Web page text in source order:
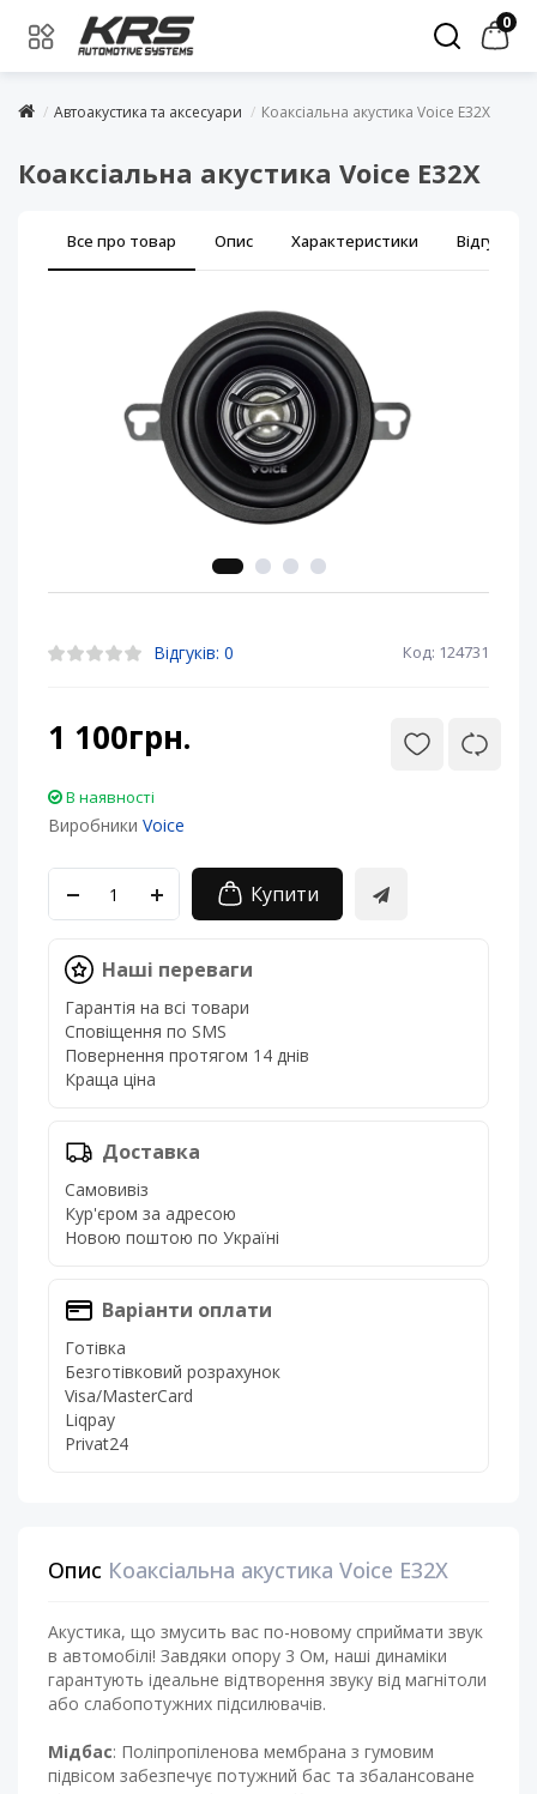
0
Автоакустика та аксесуари Коаксіальна акустика Voice E32X
Коаксіальна акустика Voice E32X
Все про товар Опис Характеристики Відгуки (0)
Відгуків: 0 Код: 124731
1 100грн.
В наявності
Виробники Voice
Купити
Наші переваги
Гарантія на всі товари
Сповіщення по SMS
Повернення протягом 14 днів
Краща ціна
Доставка
Самовивіз
Кур'єром за адресою
Новою поштою по Україні
Варіанти оплати
Готівка
Безготівковий розрахунок
Visa/MasterCard
Liqpay
Privat24
Опис Коаксіальна акустика Voice E32X
Акустика, що змусить вас по-новому сприймати звук
в автомобілі! Завдяки опору 3 Ом, наші динаміки
гарантують ідеальне відтворення звуку від магнітоли
або слабопотужних підсилювачів.
Мідбас: Поліпропіленова мембрана з гумовим
підвісом забезпечує потужний бас та збалансоване